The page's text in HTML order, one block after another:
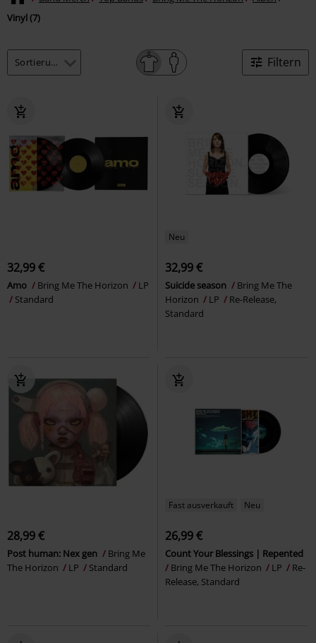
Vinyl (7)
Filtern
32,99 €
Amo Bring Me The Horizon
LP
Standard
Neu
32,99 €
Suicide season
Bring Me The
Horizon
LP
Re-Release,
Standard
28,99 €
Post human: Nex gen
Bring Me
The Horizon
LP Standard
Fast ausverkauft Neu
26,99 €
Count Your Blessings | Repented
Bring Me The Horizon
LP
Re-
Release, Standard